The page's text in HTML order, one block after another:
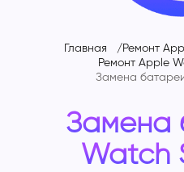
Главная
Ремонт
Ремонт Apple
Замена
Замена
Watch